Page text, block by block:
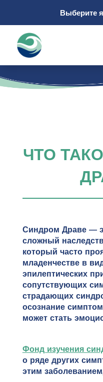
Выберите
ЧТО
Синдром Драве —
сложный
который часто
младенчестве в
эпилептических
сопутствующих
страдающих
осознание
может стать
Фонд изучения
о ряде других
этим